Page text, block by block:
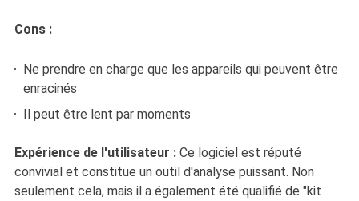
Cons :
Ne prendre en charge que les appareils qui peuvent être
enracinés
Il peut être lent par moments
Expérience de l'utilisateur : Ce logiciel est réputé
convivial et constitue un outil d'analyse puissant. Non
seulement cela, mais il a également été qualifié de "kit